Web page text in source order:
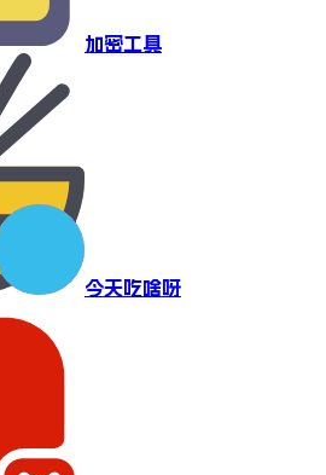
加密工具
今天吃啥呀